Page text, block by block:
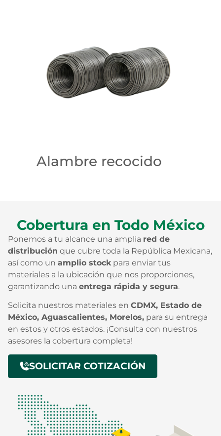
Alambre recocido
Cobertura en Todo México
Ponemos a tu alcance una amplia red de
distribución que cubre toda la República Mexicana,
así como un amplio stockpara enviar tus
materiales a la ubicación que nos proporciones,
garantizando una entrega rápida y segura.
Solicita nuestros materiales en CDMX, Estado de
México, Aguascalientes, Morelos, para su entrega
en estos y otros estados. ¡Consulta con nuestros
asesores la cobertura completa!
SOLICITAR COTIZACIÓN